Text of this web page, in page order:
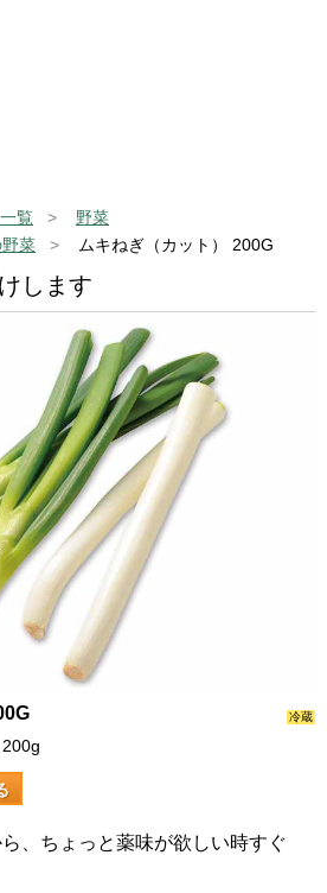
覧
野菜
菜
ムキねぎ（カット） 200G
します
冷蔵
200g
、ちょっと薬味が欲しい時すぐ